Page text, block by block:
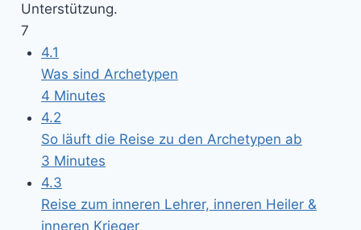
Unterstützung.
7
4.1
Was sind Archetypen
4 Minutes
4.2
So läuft die Reise zu den Archetypen ab
3 Minutes
4.3
Reise zum inneren Lehrer, inneren Heiler &
inneren Krieger